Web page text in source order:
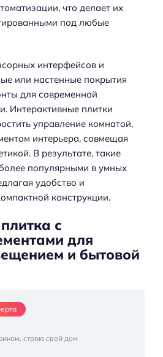
что делает их
под любые
интерфейсов и
или настенные покрытия
для современной
Интерактивные плитки
управление комнатой,
интерьера, совмещая
В результате, такие
популярными в умных
удобство и
конструкции.
с
для
и бытовой
строю свой дом